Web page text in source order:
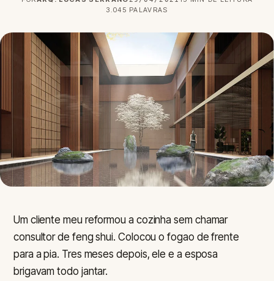
3.045 PALAVRAS
Um cliente meu reformou a cozinha sem chamar
consultor de feng shui. Colocou o fogao de frente
para a pia. Tres meses depois, ele e a esposa
brigavam todo jantar.